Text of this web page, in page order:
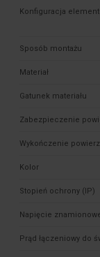
Konfiguracja
Sposób montażu
Materiał
Gatunek materiału
Zabezpieczenie
Wykończenie
Kolor
Stopień ochrony (IP)
Napięcie
Prąd łączeniowy do